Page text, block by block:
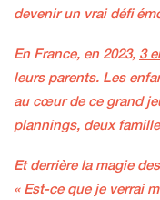
devenir un vrai défi
En France, en 2023, 3
leurs parents. Les
au cœur de ce grand
plannings, deux
Et derrière la magie
« Est-ce que je verrai